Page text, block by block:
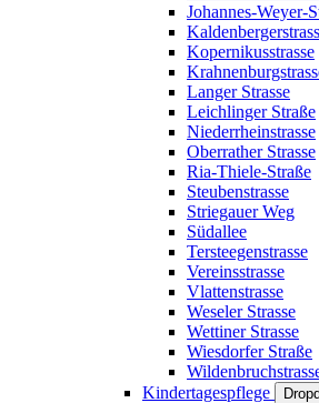
Johannes-Weyer-
Kopernikusstrasse
Langer Strasse
Leichlinger Straße
Niederrheinstrasse
Oberrather Strasse
Ria-Thiele-Straße
Steubenstrasse
Striegauer Weg
Südallee
Tersteegenstrasse
Vereinsstrasse
Vlattenstrasse
Weseler Strasse
Wettiner Strasse
Wiesdorfer Straße
Kindertagespflege